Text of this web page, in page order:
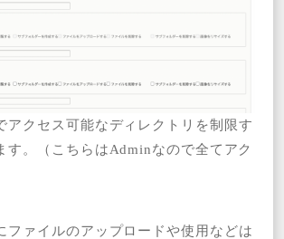
アクセス可能なディレクトリを制限す
す。（こちらはAdminなので全てアク
ファイルのアップロードや使用などは